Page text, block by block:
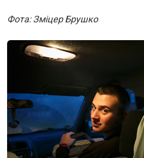
Фота: Зміцер Брушко